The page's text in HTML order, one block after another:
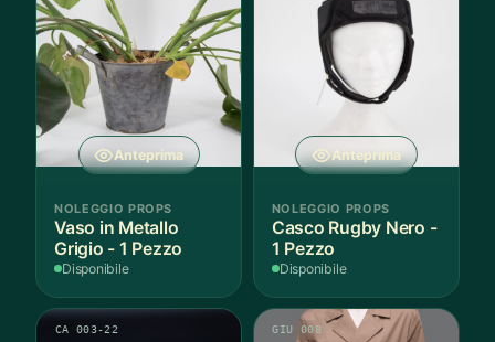
Anteprima
NOLEGGIO PROPS
Vaso in Metallo
Grigio - 1 Pezzo
Disponibile
Anteprima
NOLEGGIO PROPS
Casco Rugby Nero -
1 Pezzo
Disponibile
CA 003-22 GIU 008